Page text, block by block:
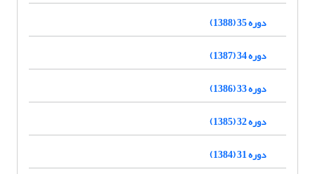
دوره 35 (1388)
دوره 34 (1387)
دوره 33 (1386)
دوره 32 (1385)
دوره 31 (1384)